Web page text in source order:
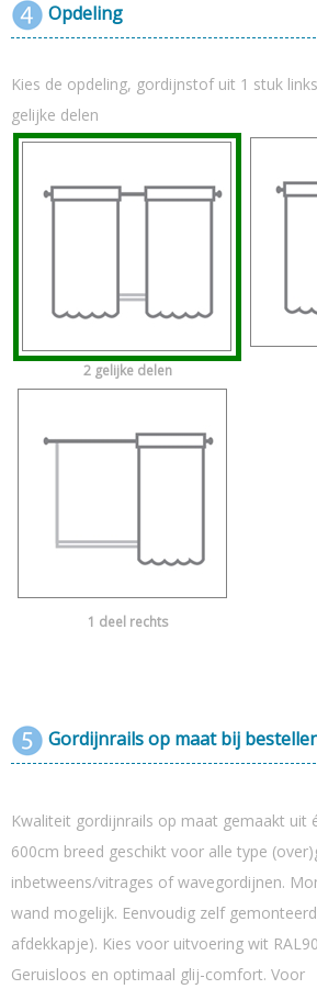
Opdeling
Kies de opdeling, gordijnstof uit 1 stuk
gelijke delen
2 gelijke delen
1 deel rechts
Gordijnrails op maat bij
Kwaliteit gordijnrails op maat gemaakt uit
600cm breed geschikt voor alle type
inbetweens/vitrages of wavegordijnen.
wand mogelijk. Eenvoudig zelf
afdekkapje). Kies voor uitvoering wit
Geruisloos en optimaal glij-comfort. Voor